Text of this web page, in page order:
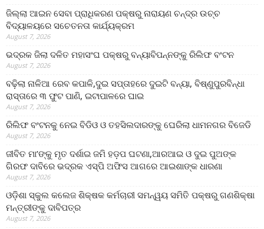
ଜିଲ୍ଲା ଆଇନ ସେବା ପ୍ରାଧିକରଣ ପକ୍ଷରୁ ନାରାୟଣ ଚନ୍ଦ୍ର ଉଚ୍ଚ
ବିଦ୍ୟାଳୟରେ ସଚେତନତା କାର୍ଯ୍ୟକ୍ରମ
August 7, 2026
ଭଦ୍ରକ ଜିଲା ଦଳିତ ମହାସଂଘ ପକ୍ଷରୁ ବନ୍ୟାବିପନ୍ନଙ୍କୁ ରିଲିଫ ବଂଟନ
August 7, 2026
ବଢ଼ିଲା ନାଳିଆ ରେବ କପାଳି,ଦୁଇ ସପ୍ତାହରେ ଦୁଇଟି ବନ୍ୟା, ବିଷ୍ଣୁପୁରବିନ୍ଧା
ରାସ୍ତାରେ ୩ ଫୁଟ ପାଣି, ଇଟାପାଳରେ ଘାଇ
August 7, 2026
ରିଲିଫ ବଂଟନକୁ ନେଇ ବିଡିଓ ଓ ତହସିଲଦାରଙ୍କୁ ଘେରିଲା ଧାମନଗର ବିଜେଡି
August 7, 2026
ଜୀବିତ ମା’ଙ୍କୁ ମୃତ ଦର୍ଶାଇ ଜମି ହଡ଼ପ ଘଟଣା,ଆରଆଇ ଓ ଦୁଇ ପୁଅଙ୍କ
ଗିରଫ ଦାବିରେ ଭଦ୍ରକ ଏସ୍‌ପି ଅଫିସ ଆଗରେ ଆଇଶାଙ୍କ ଧାରଣା
August 7, 2026
ଓଡ଼ିଶା ସ୍କୁଲ କଲେଜ ଶିକ୍ଷକ କର୍ମଚାରୀ ସମନ୍ୱୟ ସମିତି ପକ୍ଷରୁ ଗଣଶିକ୍ଷା
ମନ୍ତ୍ରୀଙ୍କୁ ଦାବିପତ୍ର
August 7, 2026